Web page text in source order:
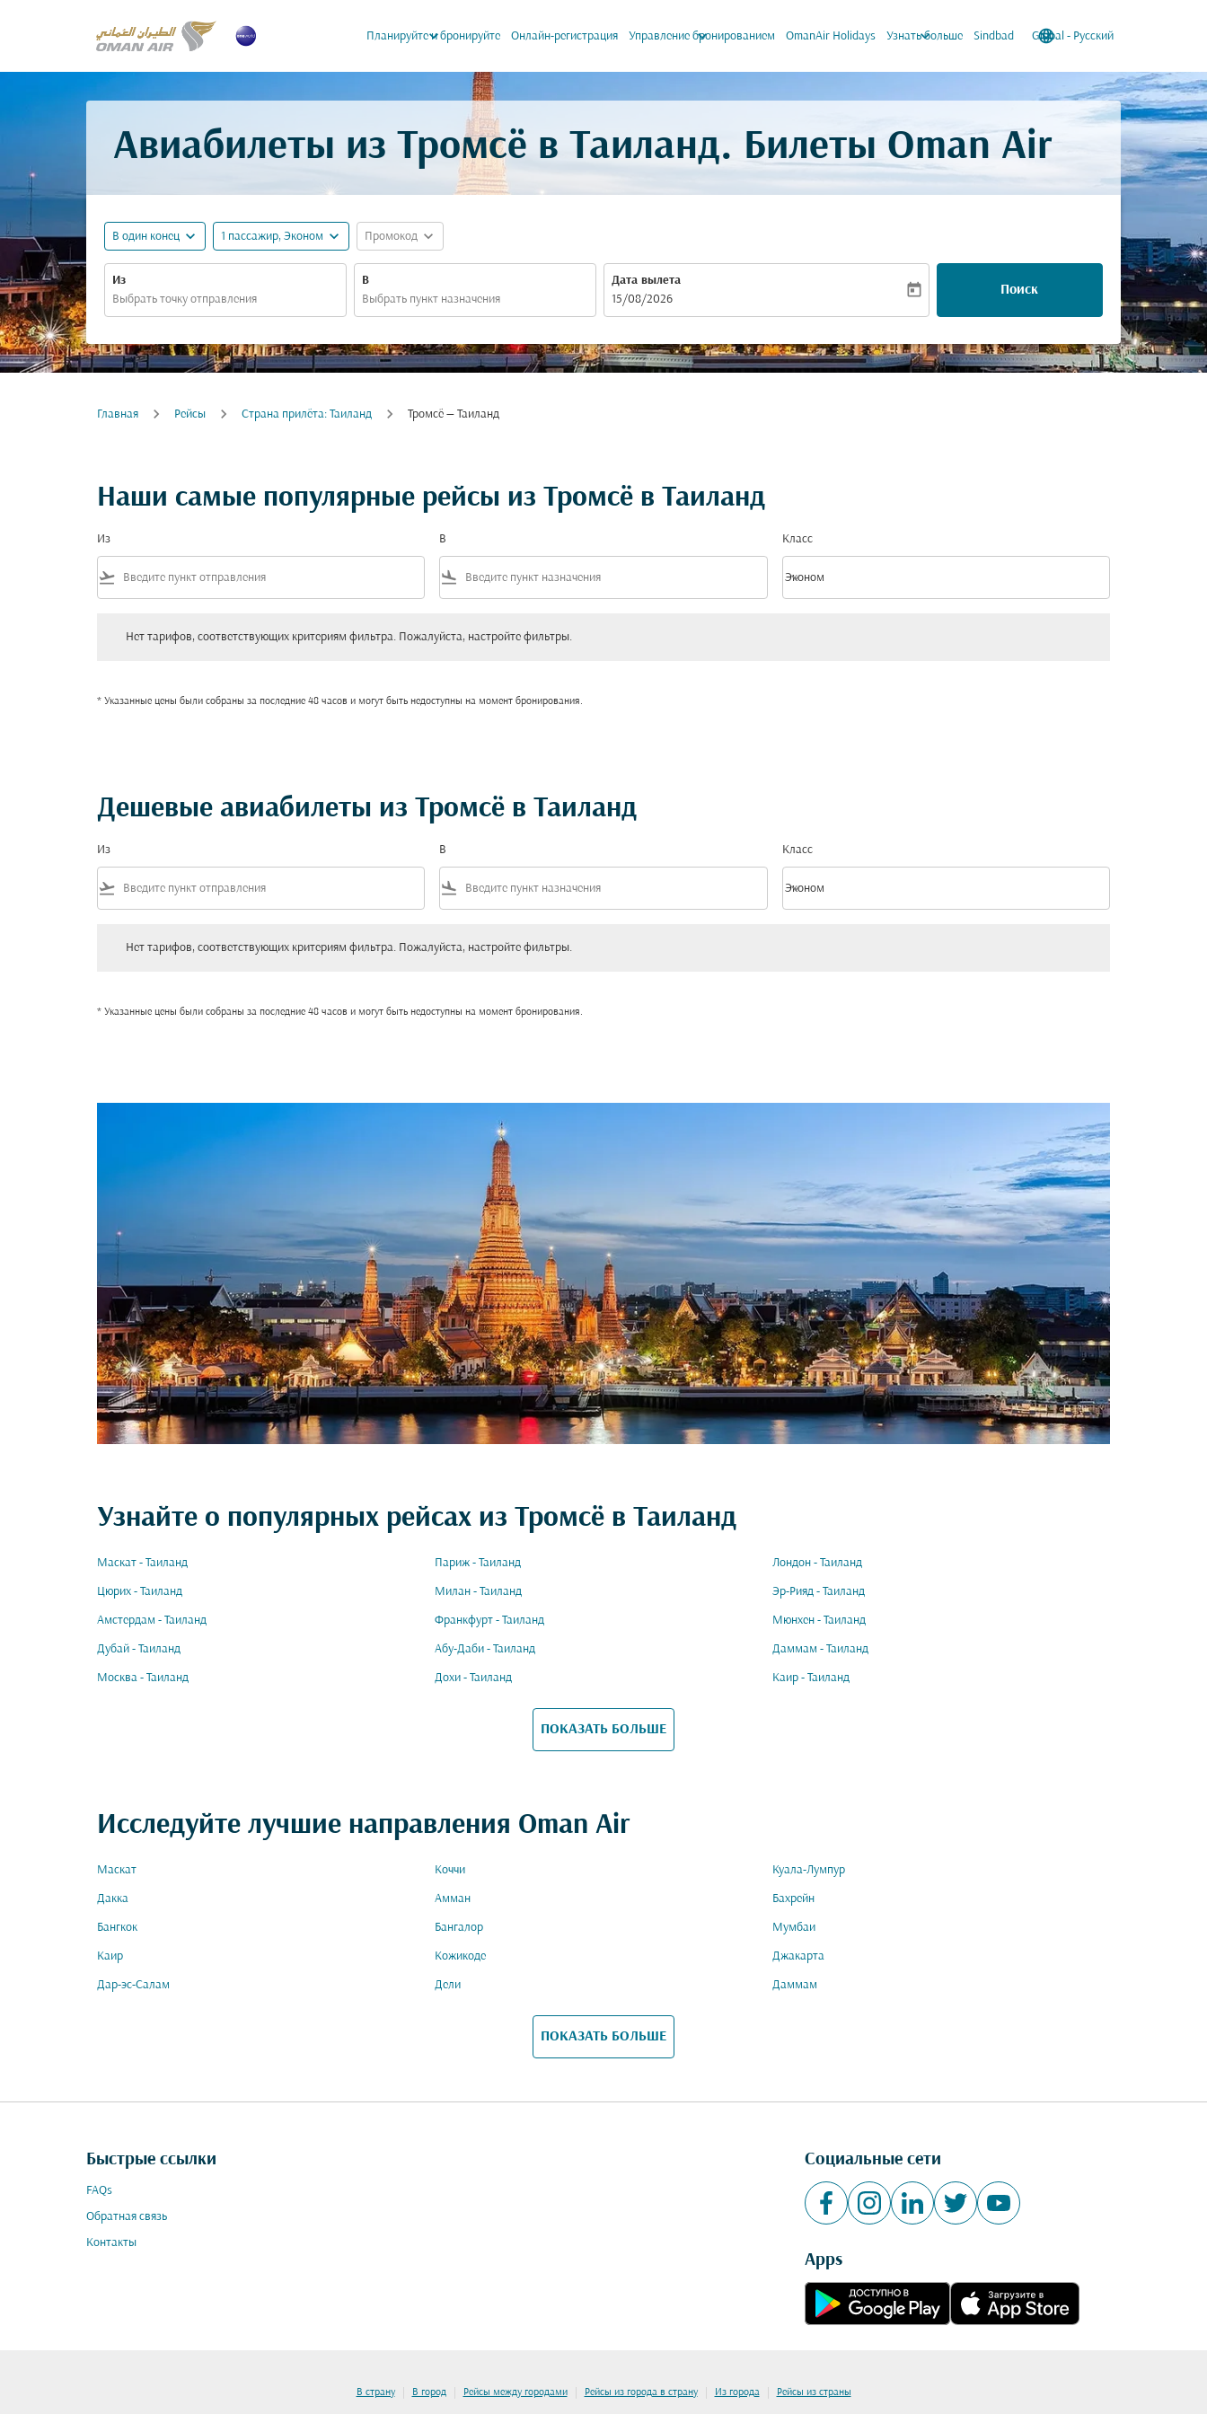
Планируйте и бронируйте
keyboard_arrow_down Онлайн-регистрация Управление бронированием
keyboard_arrow_down OmanAir Holidays Узнать больше
keyboard_arrow_down Sindbad language
Global - Русский
keyboard_arrow_down
Авиабилеты из Тромсё в Таиланд. Билеты Oman Air
В один конец expand_more 1 пассажир, Эконом expand_more Промокод expand_more
Из В
Дата вылета
fc-booking-departure-date-aria-label
15/08/2026
today Поиск
Главная Рейсы Cтрана прилёта: Таиланд Тромсё — Таиланд
Наши самые популярные рейсы из Тромсё в Таиланд
Из
flight_takeoff
В
flight_land
Класс
Класс option Эконом Selected
Эконом
keyboard_arrow_down
Нет тарифов, соответствующих критериям фильтра. Пожалуйста, настройте фильтры.
* Указанные цены были собраны за последние 48 часов и могут быть недоступны на момент бронирования.
Дешевые авиабилеты из Тромсё в Таиланд
Из
flight_takeoff
В
flight_land
Класс
Класс option Эконом Selected
Эконом
keyboard_arrow_down
Нет тарифов, соответствующих критериям фильтра. Пожалуйста, настройте фильтры.
* Указанные цены были собраны за последние 48 часов и могут быть недоступны на момент бронирования.
Узнайте о популярных рейсах из Тромсё в Таиланд
Маскат - Таиланд Париж - Таиланд Лондон - Таиланд
Цюрих - Таиланд Милан - Таиланд Эр-Рияд - Таиланд
Амстердам - Таиланд Франкфурт - Таиланд Мюнхен - Таиланд
Дубай - Таиланд Абу-Даби - Таиланд Даммам - Таиланд
Москва - Таиланд Дохи - Таиланд Каир - Таиланд
ПОКАЗАТЬ БОЛЬШЕ
Исследуйте лучшие направления Oman Air
Маскат Коччи Куала-Лумпур
Дакка Амман Бахрейн
Бангкок Бангалор Мумбаи
Каир Кожикоде Джакарта
Дар-эс-Салам Дели Даммам
ПОКАЗАТЬ БОЛЬШЕ
Быстрые ссылки
FAQs
Обратная связь
Контакты
Социальные сети
Apps
В страну | В город | Рейсы между городами | Рейсы из города в страну | Из города | Рейсы из страны